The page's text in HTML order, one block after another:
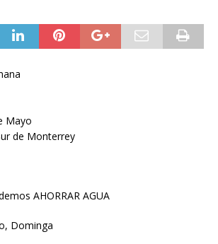
Mayo
de Monterrey
AHORRAR AGUA
Dominga